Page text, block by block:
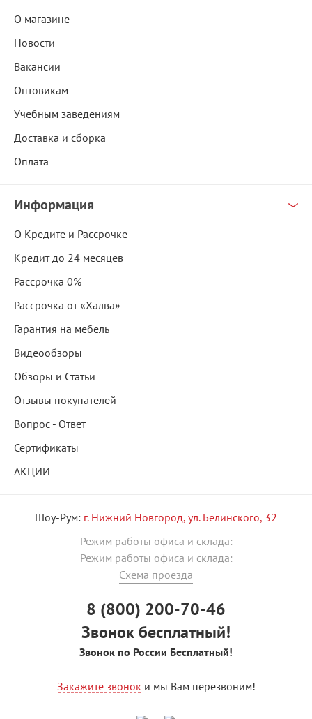
О магазине
Новости
Вакансии
Оптовикам
Учебным заведениям
Доставка и сборка
Оплата
Информация
О Кредите и Рассрочке
Кредит до 24 месяцев
Рассрочка 0%
Рассрочка от «Халва»
Гарантия на мебель
Видеообзоры
Обзоры и Статьи
Отзывы покупателей
Вопрос - Ответ
Сертификаты
АКЦИИ
Шоу-Рум: г. Нижний Новгород, ул. Белинского, 32
Режим работы офиса и склада:
Режим работы офиса и склада:
Схема проезда
8 (800) 200-70-46
Звонок бесплатный!
Звонок по России Бесплатный!
Закажите звоноки мы Вам перезвоним!